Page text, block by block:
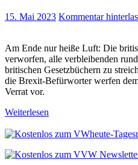
15. Mai 2023 Kommentar
Am Ende nur heiße Luft: Die
verworfen, alle verbleibenden
britischen Gesetzbüchern zu
die Brexit-Befürworter werfen
Verrat vor.
Weiterlesen